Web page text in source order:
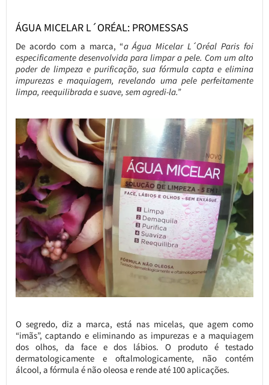
ÁGUA MICELAR L´ORÉAL: PROMESSAS
De acordo com a marca, “a Água Micelar L´Oréal Paris foi
especificamente desenvolvida para limpar a pele. Com um alto
poder de limpeza e purificação, sua fórmula capta e elimina
impurezas e maquiagem, revelando uma pele perfeitamente
limpa, reequilibrada e suave, sem agredi-la.”
O segredo, diz a marca, está nas micelas, que agem como
“imãs”, captando e eliminando as impurezas e a maquiagem
dos olhos, da face e dos lábios. O produto é testado
dermatologicamente e oftalmologicamente, não contém
álcool, a fórmula é não oleosa e rende até 100 aplicações.